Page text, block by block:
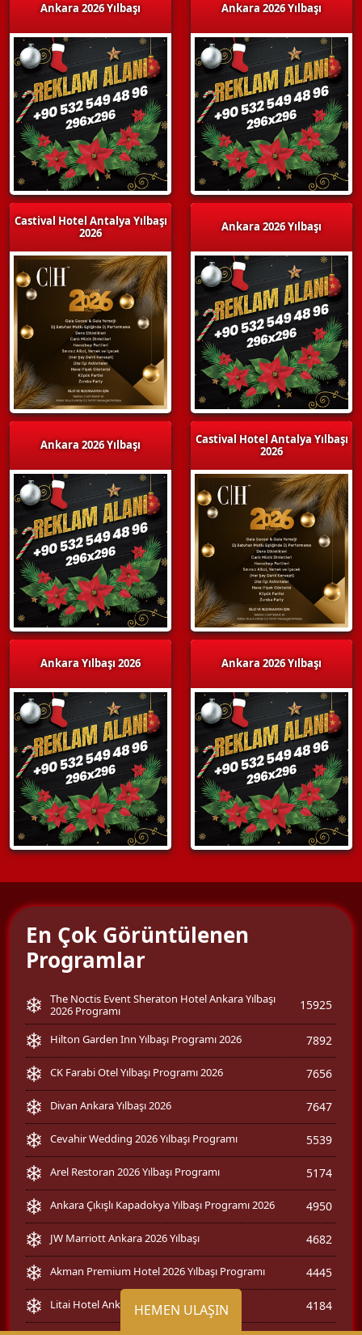
HEMEN ULAŞIN
Ankara 2026 Yılbaşı
Castival Hotel Antalya Yılbaşı
2026
Ankara 2026 Yılbaşı
Ankara Yılbaşı 2026
Ankara 2026 Yılbaşı
Ankara 2026 Yılbaşı
Castival Hotel Antalya Yılbaşı
2026
Ankara 2026 Yılbaşı
En Çok Görüntülenen
Programlar
The Noctis Event Sheraton Hotel Ankara Yılbaşı
2026 Programı
15925
Hilton Garden Inn Yılbaşı Programı 2026 7892
CK Farabi Otel Yılbaşı Programı 2026 7656
Divan Ankara Yılbaşı 2026 7647
Cevahir Wedding 2026 Yılbaşı Programı 5539
Arel Restoran 2026 Yılbaşı Programı 5174
Ankara Çıkışlı Kapadokya Yılbaşı Programı 2026 4950
JW Marriott Ankara 2026 Yılbaşı 4682
Akman Premium Hotel 2026 Yılbaşı Programı 4445
Litai Hotel Ankara Yılbaşı 2026 4184